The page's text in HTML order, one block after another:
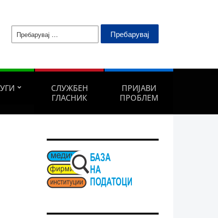
Пребарувај
СЛУЖБЕН
ГЛАСНИК
ПРИЈАВИ
ПРОБЛЕМ